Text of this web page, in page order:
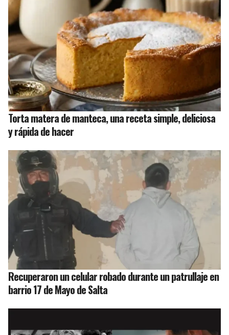
Torta matera de manteca, una receta simple, deliciosa
y rápida de hacer
Recuperaron un celular robado durante un patrullaje en
barrio 17 de Mayo de Salta